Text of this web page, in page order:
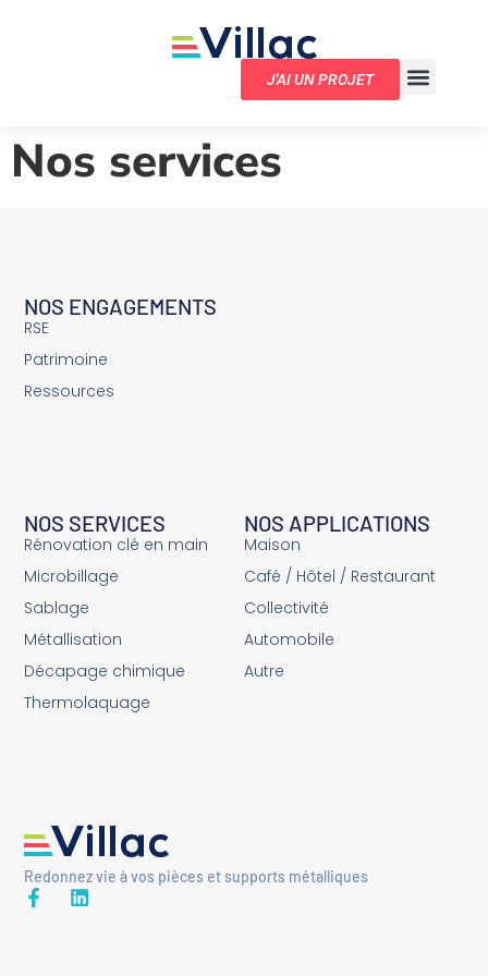
J'AI UN PROJET
Nos services
Redonnez vie à vos pièces et supports métalliques
NOS APPLICATIONS
Maison
Café / Hôtel / Restaurant
Collectivité
Automobile
Autre
NOS SERVICES
Rénovation clé en main
Microbillage
Sablage
Métallisation
Décapage chimique
Thermolaquage
NOS ENGAGEMENTS
RSE
Patrimoine
Ressources